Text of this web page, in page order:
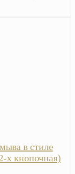
в стиле
х кнопочная)